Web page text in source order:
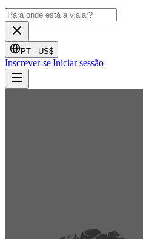
PT - US$
Inscrever-se|Iniciar sessão